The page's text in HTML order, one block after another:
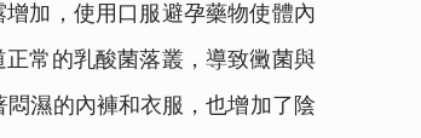
加，使用口服避孕藥物使體內
常的乳酸菌落叢，導致黴菌與
濕的內褲和衣服，也增加了陰